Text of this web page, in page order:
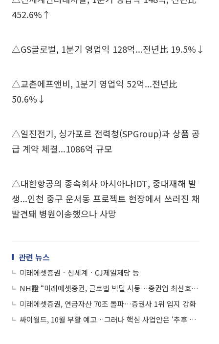
452.6%↑
△GS글로벌, 1분기 영업익 128억...전년比 19.5%↓
△교촌에프앤비, 1분기 영업익 52억...전년比
50.6%↓
△일진전기, 싱가포르 전력청(SPGroup)과 상품 공
급 계약 체결...1086억 규모
△대한항공의 종속회사 아시아나IDT, 중대재해 발
생...인천 중구 운서동 프로젝트 현장에서 쓰러진 채
발견돼 병원이송했으나 사망
관련 뉴스
미래에셋증권ㆍ신세계ㆍCJ제일제당 등
NH證 “미래에셋증권, 글로벌 빅딜 시동…증권업 최선호주”
미래에셋증권, 연금자산 70조 돌파…증권사 1위 입지 강화
싸이월드, 10월 부활 예고…그러나 핵심 사업안은 ‘추후 공개’